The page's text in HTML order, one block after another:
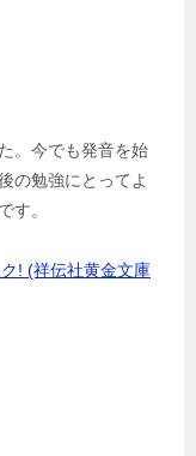
。今でも発音を始
の勉強にとってよ
す。
! (祥伝社黄金文庫